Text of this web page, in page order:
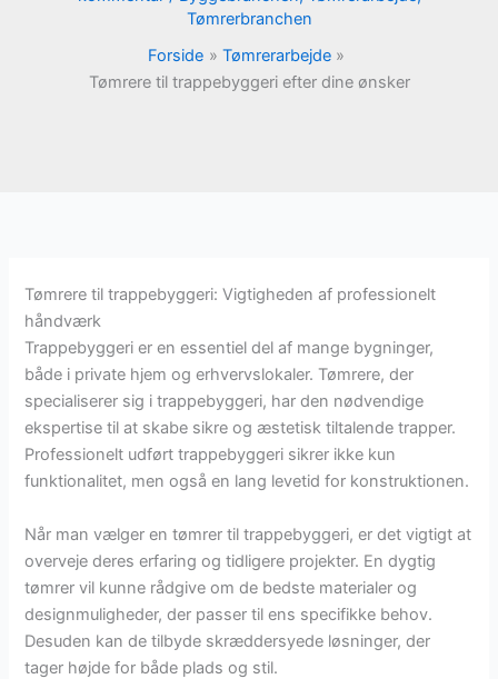
Tømrerbranchen
Forside
Tømrerarbejde
Tømrere til trappebyggeri efter dine ønsker
Tømrere til trappebyggeri: Vigtigheden af professionelt
håndværk
Trappebyggeri er en essentiel del af mange bygninger,
både i private hjem og erhvervslokaler. Tømrere, der
specialiserer sig i trappebyggeri, har den nødvendige
ekspertise til at skabe sikre og æstetisk tiltalende trapper.
Professionelt udført trappebyggeri sikrer ikke kun
funktionalitet, men også en lang levetid for konstruktionen.
Når man vælger en tømrer til trappebyggeri, er det vigtigt at
overveje deres erfaring og tidligere projekter. En dygtig
tømrer vil kunne rådgive om de bedste materialer og
designmuligheder, der passer til ens specifikke behov.
Desuden kan de tilbyde skræddersyede løsninger, der
tager højde for både plads og stil.